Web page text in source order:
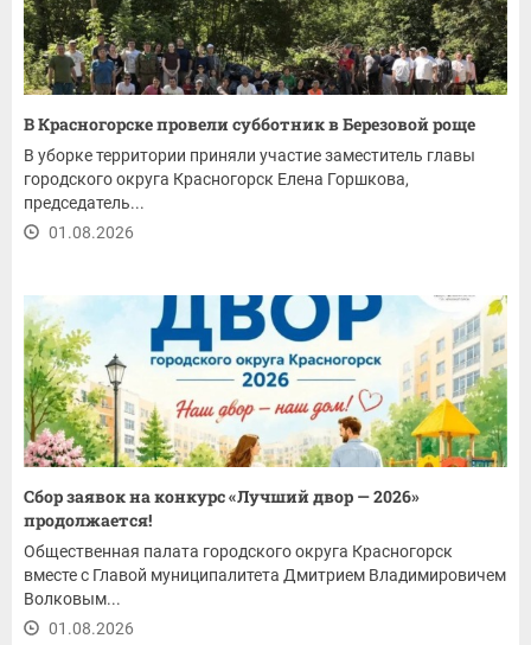
В Красногорске провели субботник в Березовой роще
В уборке территории приняли участие заместитель главы
городского округа Красногорск Елена Горшкова,
председатель...
01.08.2026
Сбор заявок на конкурс «Лучший двор — 2026»
продолжается!
Общественная палата городского округа Красногорск
вместе с Главой муниципалитета Дмитрием Владимировичем
Волковым...
01.08.2026